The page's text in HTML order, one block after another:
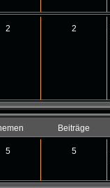
2 2
Beiträge
5 5